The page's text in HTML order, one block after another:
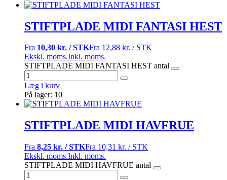
STIFTPLADE MIDI FANTASI HEST
Fra 10,30 kr. / STKFra 12,88 kr. / STK
Ekskl. moms.Inkl. moms.
STIFTPLADE MIDI FANTASI HEST antal
Læg i kurv
På lager: 10
STIFTPLADE MIDI HAVFRUE
Fra 8,25 kr. / STKFra 10,31 kr. / STK
Ekskl. moms.Inkl. moms.
STIFTPLADE MIDI HAVFRUE antal